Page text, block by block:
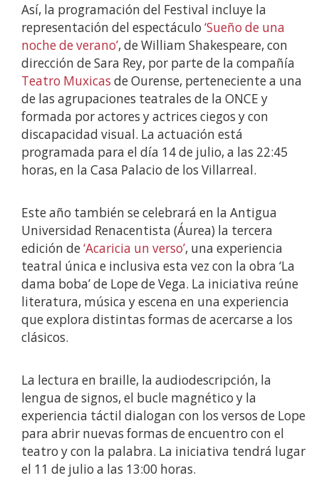
Así, la programación del Festival incluye la
representación del espectáculo ‘Sueño de una
noche de verano’, de William Shakespeare, con
dirección de Sara Rey, por parte de la compañía
Teatro Muxicas de Ourense, perteneciente a una
de las agrupaciones teatrales de la ONCE y
formada por actores y actrices ciegos y con
discapacidad visual. La actuación está
programada para el día 14 de julio, a las 22:45
horas, en la Casa Palacio de los Villarreal.
Este año también se celebrará en la Antigua
Universidad Renacentista (Áurea) la tercera
edición de‘Acaricia un verso’, una experiencia
teatral única e inclusiva esta vez con la obra ‘La
dama boba’ de Lope de Vega. La iniciativa reúne
literatura, música y escena en una experiencia
que explora distintas formas de acercarse a los
clásicos.
La lectura en braille, la audiodescripción, la
lengua de signos, el bucle magnético y la
experiencia táctil dialogan con los versos de Lope
para abrir nuevas formas de encuentro con el
teatro y con la palabra. La iniciativa tendrá lugar
el 11 de julio a las 13:00 horas.